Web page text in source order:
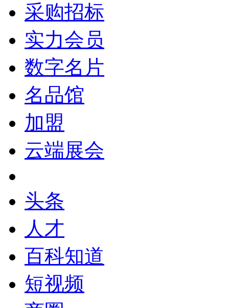
采购招标
实力会员
数字名片
名品馆
加盟
云端展会
头条
人才
百科知道
短视频